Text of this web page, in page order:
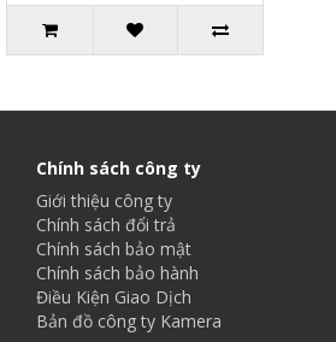
Chính sách công ty
Giới thiệu công ty
Chính sách đổi trả
Chính sách bảo mật
Chính sách bảo hành
Điều Kiện Giao Dịch
Bản đồ công ty Kamera